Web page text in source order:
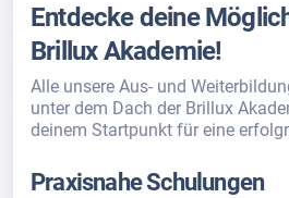
Entdecke deine
Brillux Akademie!
Alle unsere Aus- und
unter dem Dach der Brillux
deinem Startpunkt für eine
Praxisnahe Schulungen